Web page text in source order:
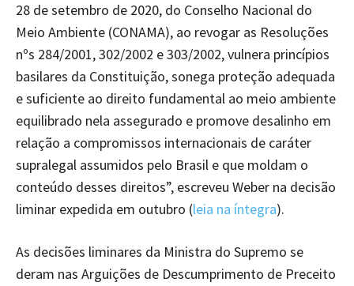
28 de setembro de 2020, do Conselho Nacional do
Meio Ambiente (CONAMA), ao revogar as Resoluções
nºs 284/2001, 302/2002 e 303/2002, vulnera princípios
basilares da Constituição, sonega proteção adequada
e suficiente ao direito fundamental ao meio ambiente
equilibrado nela assegurado e promove desalinho em
relação a compromissos internacionais de caráter
supralegal assumidos pelo Brasil e que moldam o
conteúdo desses direitos”, escreveu Weber na decisão
liminar expedida em outubro (leia na íntegra).
As decisões liminares da Ministra do Supremo se
deram nas Arguições de Descumprimento de Preceito